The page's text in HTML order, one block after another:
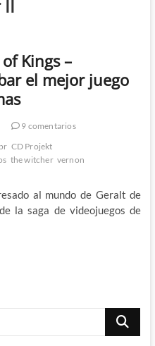
Kings –
el mejor juego
9 comentarios
CD Projekt
the witcher vernon
al mundo de Geralt de
la saga de videojuegos de
Buscar